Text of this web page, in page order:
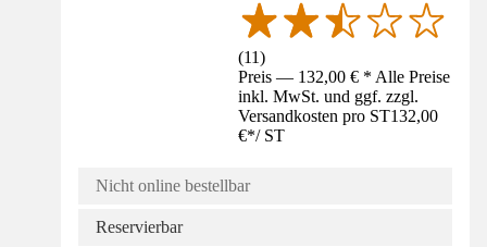
(11)
Preis — 132,00 € * Alle Preise
inkl. MwSt. und ggf. zzgl.
Versandkosten pro ST132,00
€*/ ST
Nicht online bestellbar
Reservierbar